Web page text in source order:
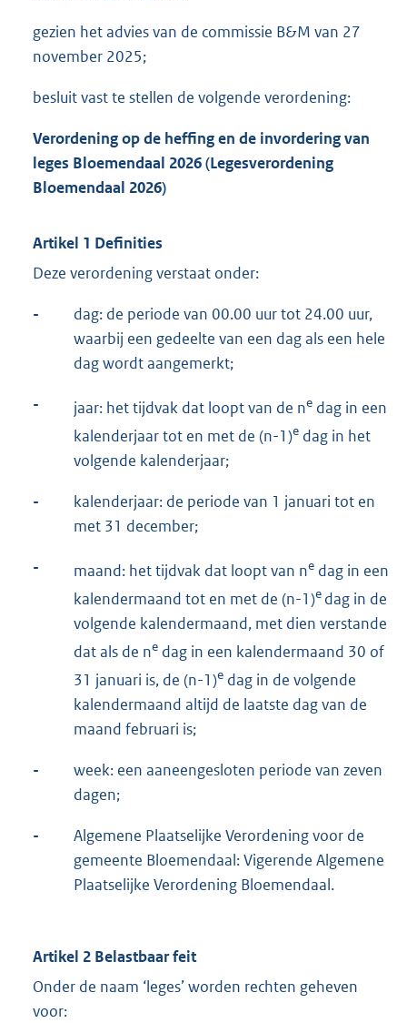
gezien het advies van de commissie B&M van 27
november 2025;
besluit vast te stellen de volgende verordening:
Verordening op de heffing en de invordering van
leges Bloemendaal 2026 (Legesverordening
Bloemendaal 2026)
Artikel 1 Definities
Deze verordening verstaat onder:
-
dag: de periode van 00.00 uur tot 24.00 uur,
waarbij een gedeelte van een dag als een hele
dag wordt aangemerkt;
- jaar: het tijdvak dat loopt van de ne dag in een
kalenderjaar tot en met de (n-1)e dag in het
volgende kalenderjaar;
-
kalenderjaar: de periode van 1 januari tot en
met 31 december;
- maand: het tijdvak dat loopt van ne dag in een
kalendermaand tot en met de (n-1)e dag in de
volgende kalendermaand, met dien verstande
dat als de ne dag in een kalendermaand 30 of
31 januari is, de (n-1)e dag in de volgende
kalendermaand altijd de laatste dag van de
maand februari is;
-
week: een aaneengesloten periode van zeven
dagen;
-
Algemene Plaatselijke Verordening voor de
gemeente Bloemendaal: Vigerende Algemene
Plaatselijke Verordening Bloemendaal.
Artikel 2 Belastbaar feit
Onder de naam ‘leges’ worden rechten geheven
voor: